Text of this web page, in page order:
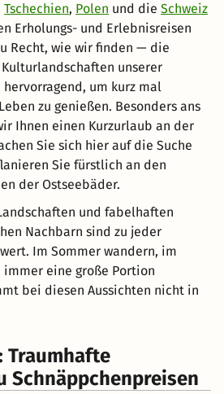
Tschechien, Polen und die Schweiz
Erholungs- und Erlebnisreisen
Recht, wie wir finden — die
unserer
um kurz mal
zu genießen. Besonders ans
Ihnen einen Kurzurlaub an der
Sie sich hier auf die Suche
Sie fürstlich an den
der Ostseebäder.
und fabelhaften
Nachbarn sind zu jeder
Im Sommer wandern, im
eine große Portion
bei diesen Aussichten nicht in
Traumhafte
Schnäppchenpreisen